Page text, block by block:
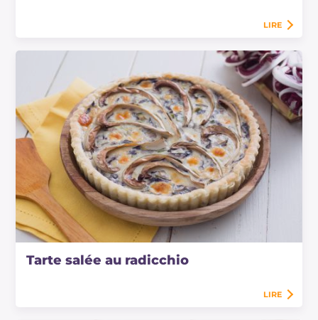
LIRE
Tarte salée au radicchio
LIRE